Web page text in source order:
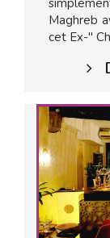
Maghreb
cet Ex-"